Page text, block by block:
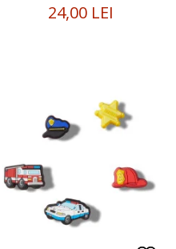
24,00 LEI